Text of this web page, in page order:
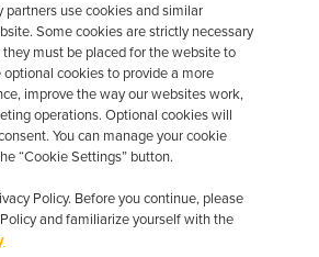
gratuito en cuestión de minutos y
tu instalación hoy mismo.
un presupuesto gratuito
partners use cookies and similar
Some cookies are strictly necessary
must be placed for the website to
optional cookies to provide a more
improve the way our websites work,
operations. Optional cookies will
You can manage your cookie
“Cookie Settings” button.
Policy. Before you continue, please
and familiarize yourself with the